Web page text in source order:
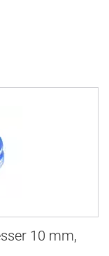
10 mm,